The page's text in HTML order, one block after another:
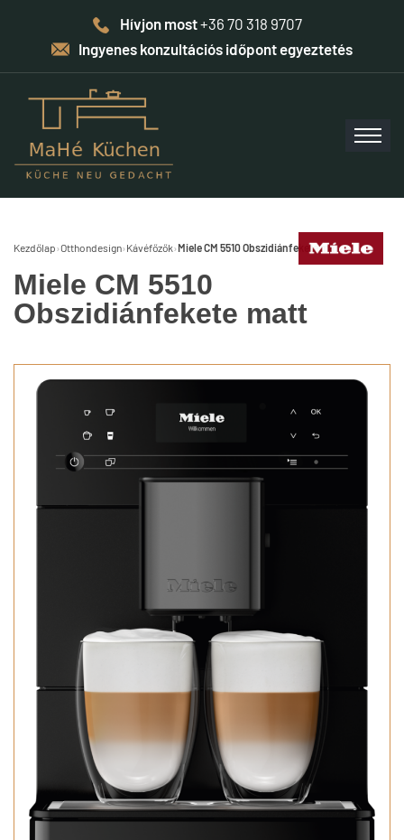
Hívjon most+36 70 318 9707
Ingyenes konzultációs időpont egyeztetés
Kezdőlap›Otthondesign› Kávéfőzők›Miele CM 5510 Obszidiánfekete matt
Miele CM 5510
Obszidiánfekete matt